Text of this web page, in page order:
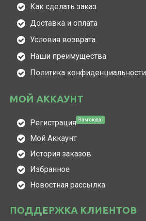
Как сделать заказ
Доставка и оплата
Условия возврата
Наши преимущества
Политика конфиденциальности
МОЙ АККАУНТ
Регистрация Вам сюда!
Мой Аккаунт
История заказов
Избранное
Новостная рассылка
ПОДДЕРЖКА КЛИЕНТОВ